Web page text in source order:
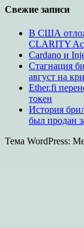
Свежие записи
В США
CLARITY
Cardano и
Стагнация
август на
Ether.fi
токен
История
был продан
Тема WordPress: